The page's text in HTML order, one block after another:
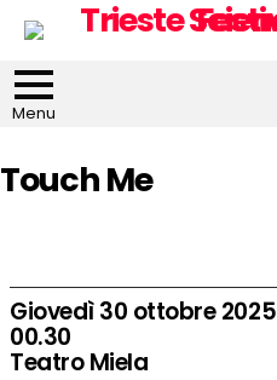
Menu
Touch Me
Giovedì 30 ottobre 2025
00.30
Teatro Miela